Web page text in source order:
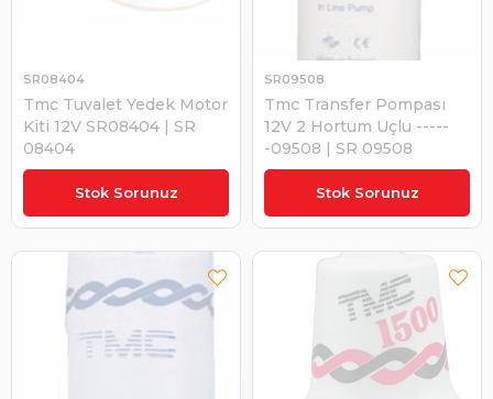
Stok Sorunuz
Tmc Tuvalet Yedek Motor
Kiti 12V SR08404 | SR
08404
SR08404
₺10.884,02 Stok Sorunuz
Tmc Transfer Pompası
12V 2 Hortum Uçlu -----
-09508 | SR 09508
SR09508
₺978,09